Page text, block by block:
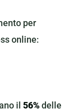
per
online:
il 56%delle